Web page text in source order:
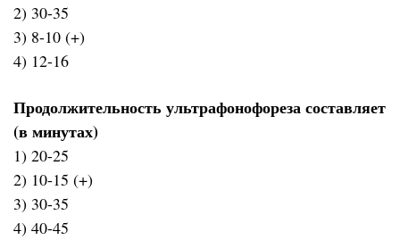
2) 30-35
3) 8-10 (+)
4) 12-16
Продолжительность ультрафонофореза составляет
(в минутах)
1) 20-25
2) 10-15 (+)
3) 30-35
4) 40-45